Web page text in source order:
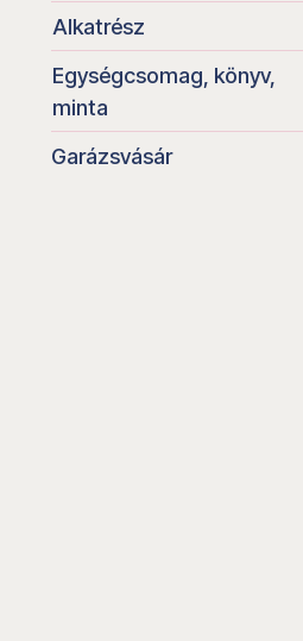
Alkatrész
Egységcsomag, könyv,
minta
Garázsvásár